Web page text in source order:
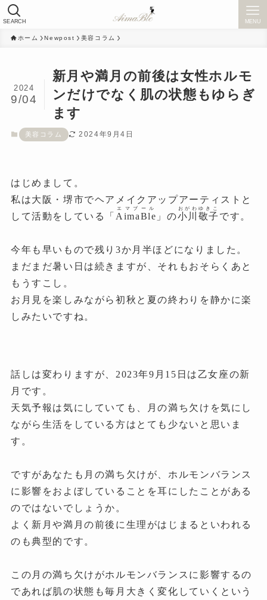
SEARCH MENU
ホーム Newpost 美容コラム
新月や満月の前後は女性ホルモ
ンだけでなく肌の状態もゆらぎ
ます
2024
9/04
美容コラム 2024年9月4日
はじめまして。
私は大阪・堺市でヘアメイクアップアーティストと
して活動をしている「 AimaBle
エマブール
」の小川敬子
おがわゆきこ
です。
今年も早いもので残り3か月半ほどになりました。
まだまだ暑い日は続きますが、それもおそらくあと
もうすこし。
お月見を楽しみながら初秋と夏の終わりを静かに楽
しみたいですね。
話しは変わりますが、2023年9月15日は乙女座の新
月です。
天気予報は気にしていても、月の満ち欠けを気にし
ながら生活をしている方はとても少ないと思いま
す。
ですがあなたも月の満ち欠けが、ホルモンバランス
に影響をおよぼしていることを耳にしたことがある
のではないでしょうか。
よく新月や満月の前後に生理がはじまるといわれる
のも典型的です。
この月の満ち欠けがホルモンバランスに影響するの
であれば肌の状態も毎月大きく変化していくという